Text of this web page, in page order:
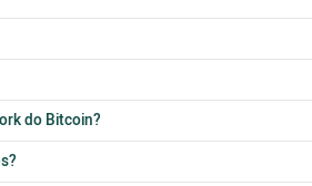
do Bitcoin?